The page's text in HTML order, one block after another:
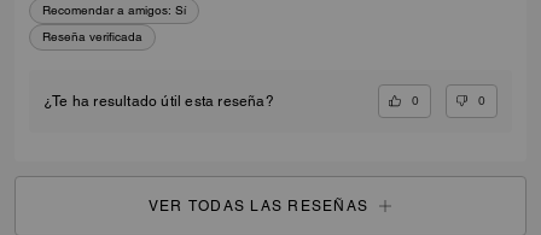
Recomendar a amigos: Sí
Reseña verificada
¿Te ha resultado útil esta reseña? 0 0
VER TODAS LAS RESEÑAS